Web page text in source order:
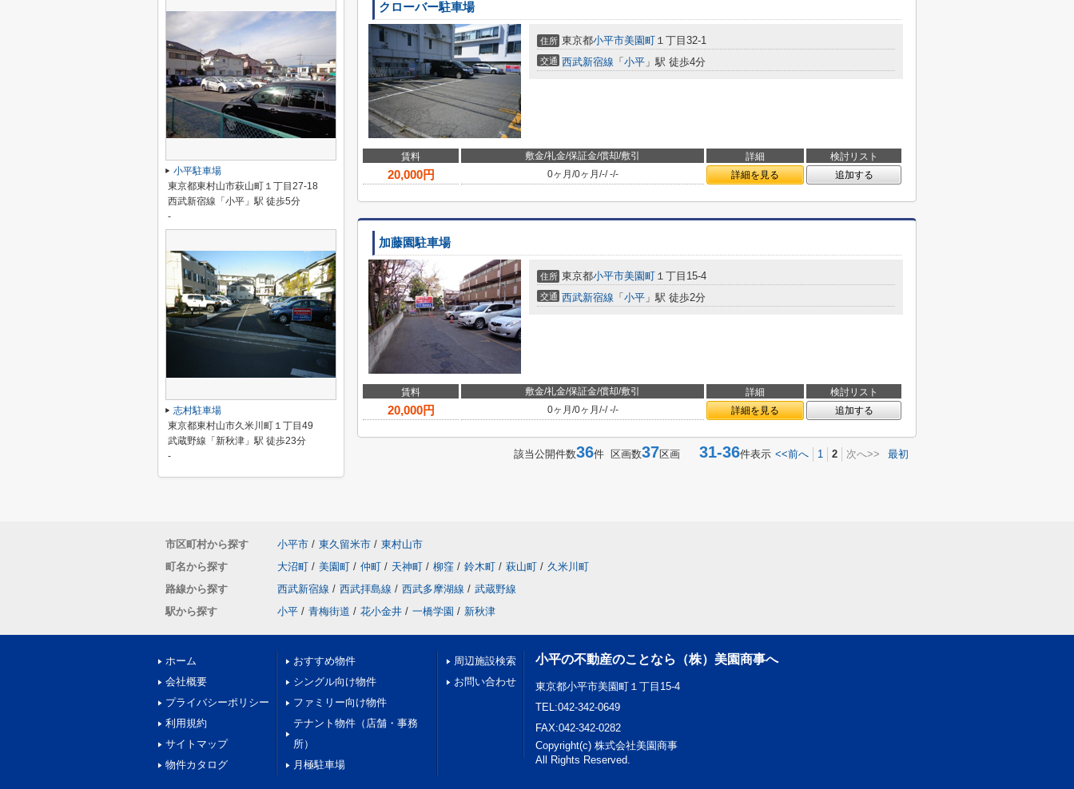
クローバー駐車場
住所 東京都小平市美園町 １丁目32-1
交通 西武新宿線 「 小平 」駅 徒歩4分
賃料 敷金/礼金/保証金/償却/敷引 詳細 検討リスト
20,000円 0ヶ月 /0ヶ月 /-/-/- 詳細を見る 追加する
加藤園駐車場
住所 東京都小平市美園町 １丁目15-4
交通 西武新宿線 「 小平 」駅 徒歩2分
賃料 敷金/礼金/保証金/償却/敷引 詳細 検討リスト
20,000円 0ヶ月 /0ヶ月 /-/-/- 詳細を見る 追加する
該当公開件数36件 区画数37区画 31-36件表示 <<前へ 1 2 次へ>> 最初
小平駐車場
東京都東村山市萩山町１丁目27-18
西武新宿線「小平」駅 徒歩5分
-
志村駐車場
東京都東村山市久米川町１丁目49
武蔵野線「新秋津」駅 徒歩23分
-
市区町村から探す 小平市 / 東久留米市 / 東村山市
町名から探す
大沼町 / 美園町 / 仲町 / 天神町 / 柳窪 / 鈴木町 / 萩山町 / 久米川町
路線から探す
西武新宿線 / 西武拝島線 / 西武多摩湖線 / 武蔵野線
駅から探す
小平 / 青梅街道 / 花小金井 / 一橋学園 / 新秋津
ホーム
会社概要
プライバシーポリシー
利用規約
サイトマップ
物件カタログ
おすすめ物件
シングル向け物件
ファミリー向け物件
テナント物件（店舗・事務
所）
月極駐車場
周辺施設検索
お問い合わせ
小平の不動産のことなら（株）美園商事へ
東京都小平市美園町１丁目15-4
TEL:042-342-0649
FAX:042-342-0282
Copyright(c) 株式会社美園商事
All Rights Reserved.